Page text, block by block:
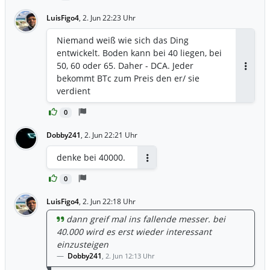
LuisFigo4, 2. Jun 22:23 Uhr
0
Niemand weiß wie sich das Ding
entwickelt. Boden kann bei 40 liegen, bei
50, 60 oder 65. Daher - DCA. Jeder
bekommt BTc zum Preis den er/ sie
verdient
Dobby241, 2. Jun 22:21 Uhr
0
denke bei 40000.
LuisFigo4, 2. Jun 22:18 Uhr
dann greif mal ins fallende messer. bei
40.000 wird es erst wieder interessant
einzusteigen
Dobby241, 2. Jun 12:13 Uhr